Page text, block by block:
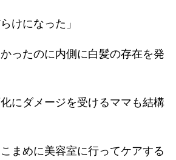
けになった」
かったのに内側に白髪の存在を発
にダメージを受けるママも結構
まめに美容室に行ってケアする